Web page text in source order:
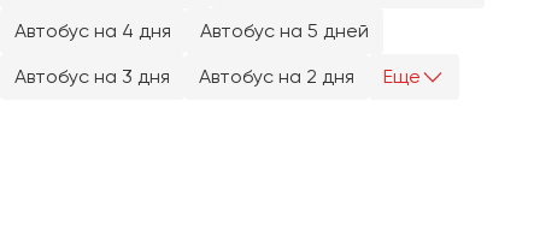
Автобус на 4 дня
Автобус на 5 дней
Автобус на 3 дня
Автобус на 2 дня Еще